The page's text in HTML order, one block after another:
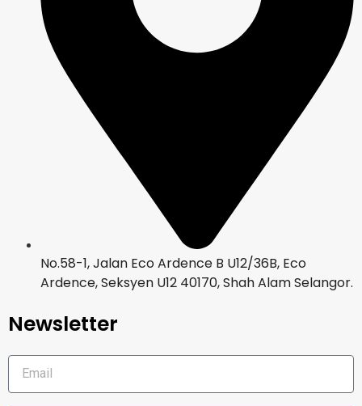
No.58-1, Jalan Eco Ardence B U12/36B, Eco
Ardence, Seksyen U12 40170, Shah Alam Selangor.
Newsletter